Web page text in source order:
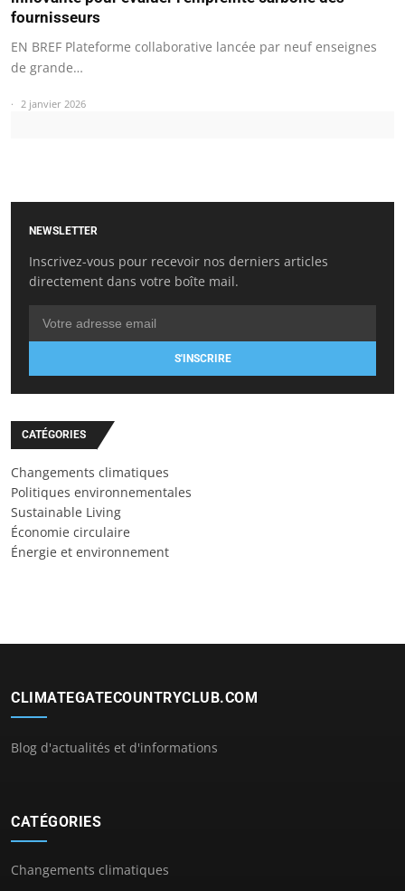
fournisseurs
EN BREF Plateforme collaborative lancée par neuf enseignes
de grande…
2 janvier 2026
NEWSLETTER
Inscrivez-vous pour recevoir nos derniers articles
directement dans votre boîte mail.
S'INSCRIRE
CATÉGORIES
Changements climatiques
Politiques environnementales
Sustainable Living
Économie circulaire
Énergie et environnement
CLIMATEGATECOUNTRYCLUB.COM
Blog d'actualités et d'informations
CATÉGORIES
Changements climatiques